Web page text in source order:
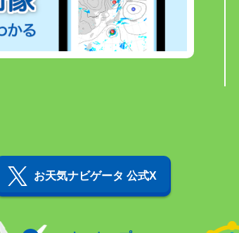
お天気ナビゲータ 公式X